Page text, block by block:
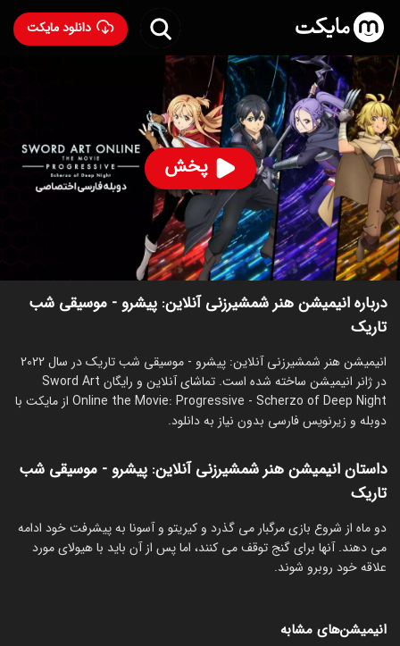
دانلود مایکت
پخش
انیمیشن هنر شمشیرزنی آنلاین: پیشرو - موسیقی شب تاریک
با دوبله فارسی - Sword Art Online the Movie:
Progressive - Scherzo of Deep Night 2022
93% ۶.۷
ساخت ژاپن سال 2022
رده سنی ۱۳+
انیمیشن
اکشن ماجراجویی
درباره انیمیشن هنر شمشیرزنی آنلاین: پیشرو - موسیقی شب
تاریک
انیمیشن هنر شمشیرزنی آنلاین: پیشرو - موسیقی شب تاریک در سال 2022
در ژانر انیمیشن ساخته شده است. تماشای آنلاین و رایگان Sword Art
Online the Movie: Progressive - Scherzo of Deep Night از مایکت با
دوبله و زیرنویس فارسی بدون نیاز به دانلود.
داستان انیمیشن هنر شمشیرزنی آنلاین: پیشرو - موسیقی شب
تاریک
دو ماه از شروع بازی مرگبار می گذرد و کیریتو و آسونا به پیشرفت خود ادامه
می دهند. آنها برای گنج توقف می کنند، اما پس از آن باید با هیولای مورد
علاقه خود روبرو شوند.
انیمیشن‌های مشابه